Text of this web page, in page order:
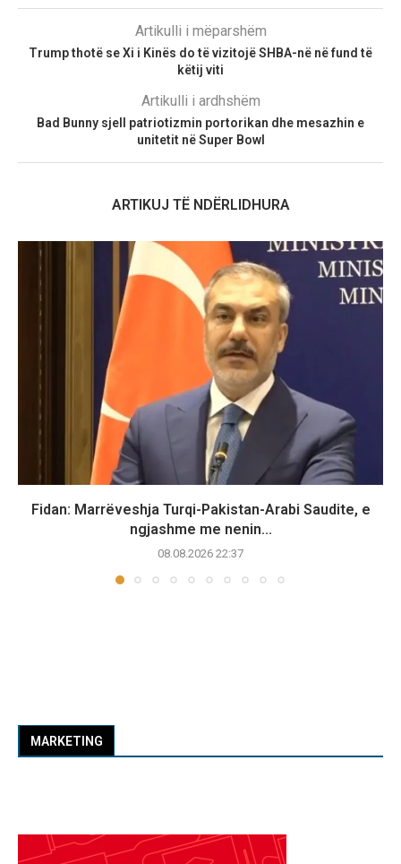
Artikulli i mëparshëm
Trump thotë se Xi i Kinës do të vizitojë SHBA-në në fund të
këtij viti
Artikulli i ardhshëm
Bad Bunny sjell patriotizmin portorikan dhe mesazhin e
unitetit në Super Bowl
ARTIKUJ TË NDËRLIDHURA
Fidan: Marrëveshja Turqi-Pakistan-Arabi Saudite, e
ngjashme me nenin...
08.08.2026 22:37
MARKETING